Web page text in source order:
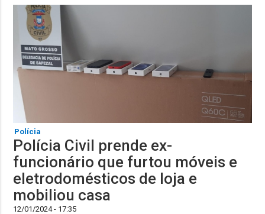
Polícia
Polícia Civil prende ex-
funcionário que furtou móveis e
eletrodomésticos de loja e
mobiliou casa
12/01/2024 - 17:35